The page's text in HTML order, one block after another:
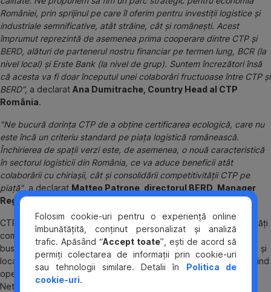
României, prin sprijinul pe care îl oferim pentru investiții logistice și
industriale semnificative, atât străine, cât și românești. Acest
împrumut reprezintă de asemenea prima cooperare dintre CTP și
BERD, alături de partenerul nostru financiar pe termen lung, BCR (la
nivel local) și Erste Bank (la nivel de grup). Suntem încrezători însă
că acesta va fi doar începutul unei colaborări fructuoase între CTP și
BERD”, a declarat Ana Dumitrache, Country Head al CTP
România.
"Ne bucură dorința CTP de a obține certificarea ecologică, care nu
este încă un criteriu standard pe piața logistică românească.
Închirierea de spații verzi este, de asemenea, o nouă caracteristică
în sectorul logisticii din România, ce va aduce beneficii atât
colaborării cu chiriașii, cât și consolidării competitivității CTP pe
piață", a declarat Matteo Patrone, directorul BERD, Manager
Regional pentru România și Bulgaria.
CTP este un dezvoltator și administrator full-service de proprietăți
comerciale, specializat în livrarea și managementul parcurilor de
business high-tech personalizate pentru companii internaționale și
locale de prim rang și care fac investiții strategice noi sau își extind
operațiunile în Europa Centrală si de Est. CTP deține CTPark
Network, cel mai mare sistem integrat premium de parcuri de
Folosim cookie-uri pentru o experiență online
îmbunătățită, conținut personalizat și analiză
trafic. Apăsând “Accept toate”, ești de acord să
permiți colectarea de informații prin cookie-uri
sau tehnologii similare. Detalii în Politica de
cookie-uri.